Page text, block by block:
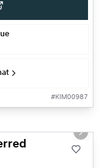
#KIM00987
Next